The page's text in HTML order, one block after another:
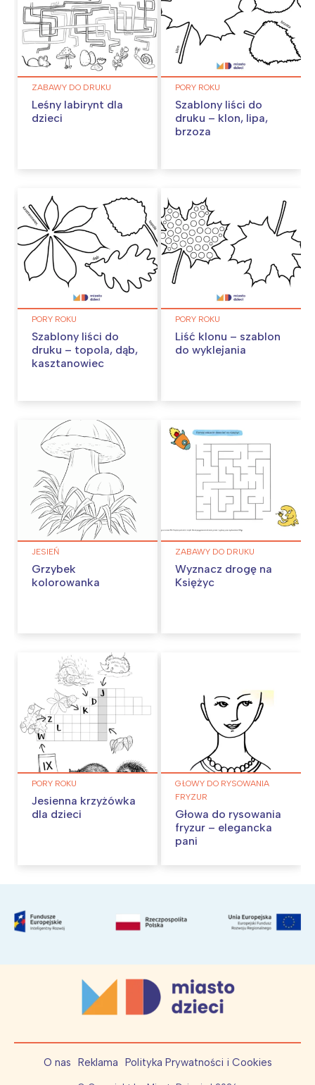
ZABAWY DO DRUKU
Leśny labirynt dla
dzieci
PORY ROKU
Szablony liści do
druku – klon, lipa,
brzoza
PORY ROKU
Szablony liści do
druku – topola, dąb,
kasztanowiec
PORY ROKU
Liść klonu – szablon
do wyklejania
JESIEŃ
Grzybek
kolorowanka
ZABAWY DO DRUKU
Wyznacz drogę na
Księżyc
PORY ROKU
Jesienna krzyżówka
dla dzieci
GŁOWY DO RYSOWANIA
FRYZUR
Głowa do rysowania
fryzur – elegancka
pani
O nas Reklama Polityka Prywatności i Cookies